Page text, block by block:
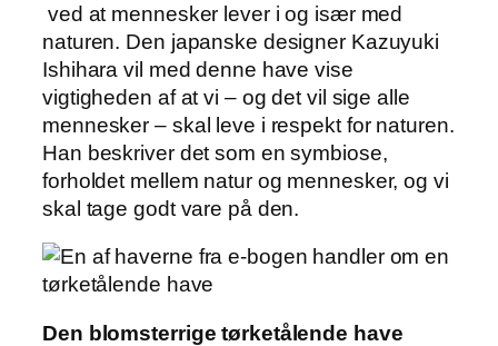
ved at mennesker lever i og især med
naturen. Den japanske designer Kazuyuki
Ishihara vil med denne have vise
vigtigheden af at vi – og det vil sige alle
mennesker – skal leve i respekt for naturen.
Han beskriver det som en symbiose,
forholdet mellem natur og mennesker, og vi
skal tage godt vare på den.
Den blomsterrige tørketålende have